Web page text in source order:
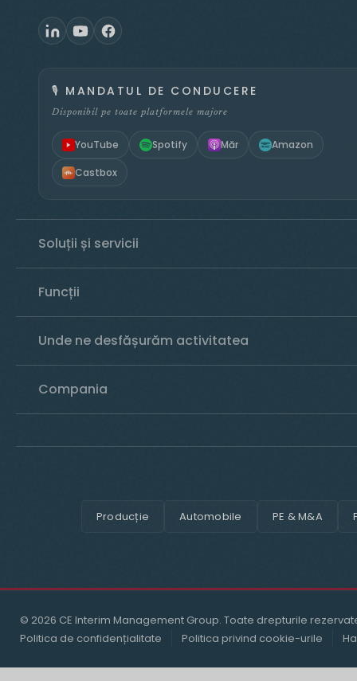
🎙️ MANDATUL DE CONDUCERE
Disponibil pe toate platformele majore
YouTube Spotify Măr Amazon
Castbox
Soluții și servicii
Funcții
Unde ne desfășurăm activitatea
Compania
Producție Automobile PE & M&A
© 2026 CE Interim Management Group. Toate drepturile
Politica de confidențialitate
Politica privind cookie-urile